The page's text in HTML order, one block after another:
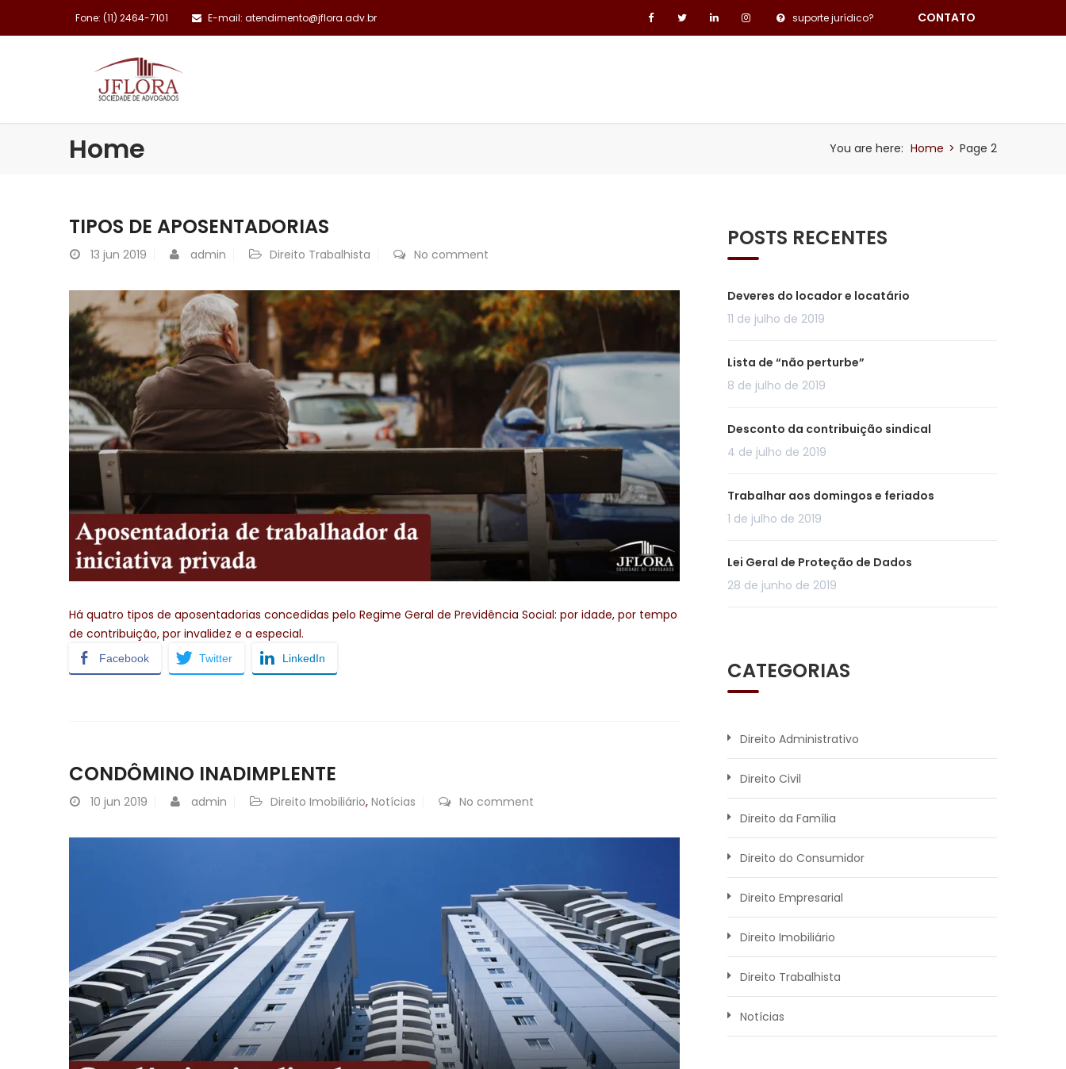
Fone: (11) 2464-7101 E-mail: atendimento@jflora.adv.br suporte jurídico? CONTATO
Home You are here: Home > Page 2
TIPOS DE APOSENTADORIAS
13 jun 2019 admin Direito Trabalhista No comment
Há quatro tipos de aposentadorias concedidas pelo Regime Geral de Previdência Social: por idade, por tempo
de contribuição, por invalidez e a especial.
Facebook Twitter LinkedIn
CONDÔMINO INADIMPLENTE
10 jun 2019 admin Direito Imobiliário, Notícias No comment
POSTS RECENTES
Deveres do locador e locatário
11 de julho de 2019
Lista de “não perturbe”
8 de julho de 2019
Desconto da contribuição sindical
4 de julho de 2019
Trabalhar aos domingos e feriados
1 de julho de 2019
Lei Geral de Proteção de Dados
28 de junho de 2019
CATEGORIAS
Direito Administrativo
Direito Civil
Direito da Família
Direito do Consumidor
Direito Empresarial
Direito Imobiliário
Direito Trabalhista
Notícias